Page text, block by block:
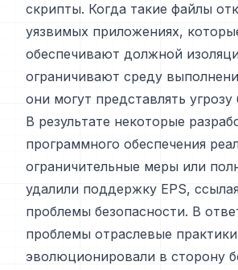
скрипты. Когда такие файлы
уязвимых приложениях,
обеспечивают должной
ограничивают среду
они могут представлять угрозу
В результате некоторые
программного обеспечения
ограничительные меры или
удалили поддержку EPS,
проблемы безопасности. В
проблемы отраслевые практики
эволюционировали в сторону